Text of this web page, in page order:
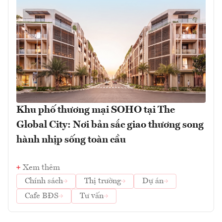
Khu phố thương mại SOHO tại The
Global City: Nơi bản sắc giao thương song
hành nhịp sống toàn cầu
Xem thêm
Chính sách
Thị trường
Dự án
Cafe BĐS
Tư vấn